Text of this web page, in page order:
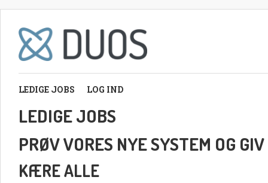
LEDIGE JOBS LOG IND
LEDIGE JOBS
PRØV VORES NYE SYSTEM OG
KÆRE ALLE